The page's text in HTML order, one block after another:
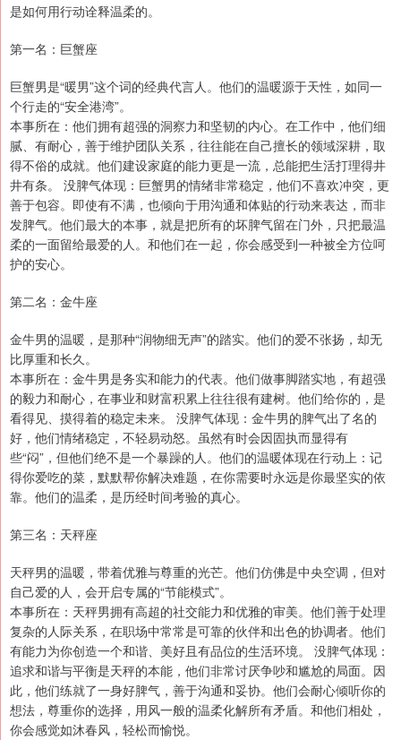
是如何用行动诠释温柔的。
第一名：巨蟹座
巨蟹男是“暖男”这个词的经典代言人。他们的温暖源于天性，如同一
个行走的“安全港湾”。
本事所在：他们拥有超强的洞察力和坚韧的内心。在工作中，他们细
腻、有耐心，善于维护团队关系，往往能在自己擅长的领域深耕，取
得不俗的成就。他们建设家庭的能力更是一流，总能把生活打理得井
井有条。 没脾气体现：巨蟹男的情绪非常稳定，他们不喜欢冲突，更
善于包容。即使有不满，也倾向于用沟通和体贴的行动来表达，而非
发脾气。他们最大的本事，就是把所有的坏脾气留在门外，只把最温
柔的一面留给最爱的人。和他们在一起，你会感受到一种被全方位呵
护的安心。
第二名：金牛座
金牛男的温暖，是那种“润物细无声”的踏实。他们的爱不张扬，却无
比厚重和长久。
本事所在：金牛男是务实和能力的代表。他们做事脚踏实地，有超强
的毅力和耐心，在事业和财富积累上往往很有建树。他们给你的，是
看得见、摸得着的稳定未来。 没脾气体现：金牛男的脾气出了名的
好，他们情绪稳定，不轻易动怒。虽然有时会因固执而显得有
些“闷”，但他们绝不是一个暴躁的人。他们的温暖体现在行动上：记
得你爱吃的菜，默默帮你解决难题，在你需要时永远是你最坚实的依
靠。他们的温柔，是历经时间考验的真心。
第三名：天秤座
天秤男的温暖，带着优雅与尊重的光芒。他们仿佛是中央空调，但对
自己爱的人，会开启专属的“节能模式”。
本事所在：天秤男拥有高超的社交能力和优雅的审美。他们善于处理
复杂的人际关系，在职场中常常是可靠的伙伴和出色的协调者。他们
有能力为你创造一个和谐、美好且有品位的生活环境。 没脾气体现：
追求和谐与平衡是天秤的本能，他们非常讨厌争吵和尴尬的局面。因
此，他们练就了一身好脾气，善于沟通和妥协。他们会耐心倾听你的
想法，尊重你的选择，用风一般的温柔化解所有矛盾。和他们相处，
你会感觉如沐春风，轻松而愉悦。